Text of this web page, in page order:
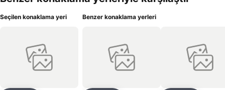
Seçilen konaklama yeri Benzer konaklama yerleri